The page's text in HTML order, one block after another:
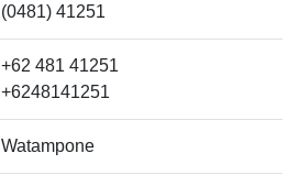
(0481) 41251
+62 481 41251
+6248141251
Watampone